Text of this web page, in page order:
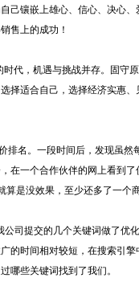
己镶嵌上雄心、信心、决心
售上的成功！
代，机遇与挑战并存。固守
择适合自己，选择经济实惠
排名。一段时间后，发现虽
在一个合作伙伴的网上看到
算是没效果，至少还多了一个
公司提交的几个关键词做了优
的时间相对较短，在搜索引
哪些关键词找到了我们。